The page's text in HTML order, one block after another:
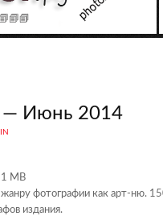
— Июнь 2014
MB
фотографии как арт-ню.
издания.